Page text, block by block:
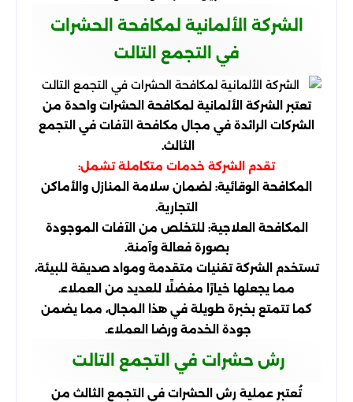
الشركة الألمانية لمكافحة الحشرات
في التجمع التالت
تعتبر الشركة الألمانية لمكافحة الحشرات واحدة من
الشركات الرائدة في مجال مكافحة الآفات في التجمع
الثالث.
تقدم الشركة خدمات متكاملة تشمل:
المكافحة الوقائية: لضمان سلامة المنازل والأماكن
التجارية.
المكافحة العلاجية: للتخلص من الآفات الموجودة
بصورة فعالة وآمنة.
تستخدم الشركة تقنيات متقدمة ومواد صديقة للبيئة،
مما يجعلها خيارًا مفضلًا للعديد من العملاء.
كما تتمتع بخبرة طويلة في هذا المجال، مما يضمن
جودة الخدمة ورضا العملاء.
رش حشرات في التجمع التالت
تُعتبر عملية رش الحشرات في التجمع الثالث من